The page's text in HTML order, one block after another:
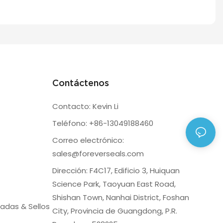
& Sellos
Contáctenos
Contacto: Kevin Li
Teléfono: +86-13049188460
Correo electrónico:
sales@foreverseals.com
Dirección: F4C17, Edificio 3, Huiquan
Science Park, Taoyuan East Road,
Shishan Town, Nanhai District, Foshan
City, Provincia de Guangdong, P.R.